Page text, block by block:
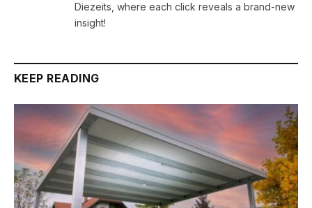
Diezeits, where each click reveals a brand-new
insight!
KEEP READING